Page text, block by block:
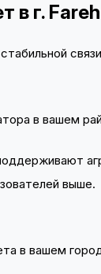
в г.
в вашем
выше.
в вашем